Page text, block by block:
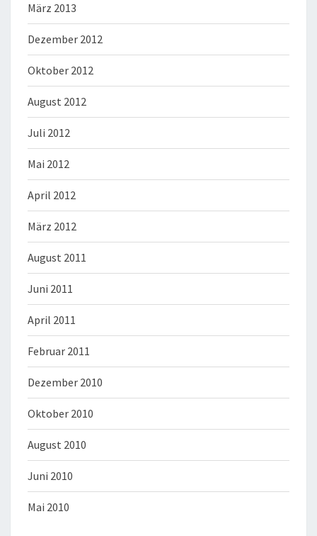
März 2013
Dezember 2012
Oktober 2012
August 2012
Juli 2012
Mai 2012
April 2012
März 2012
August 2011
Juni 2011
April 2011
Februar 2011
Dezember 2010
Oktober 2010
August 2010
Juni 2010
Mai 2010